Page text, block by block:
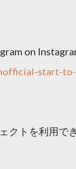
on
start-to-
クトを利用で